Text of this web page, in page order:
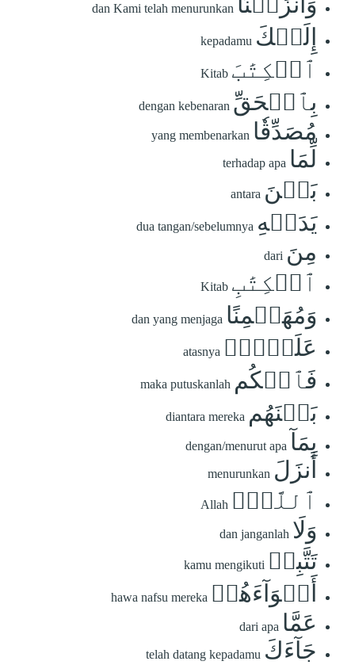
dan Kami telah menurunkan
إِلَيۡكَ kepadamu
ٱلۡكِتَٰبَ Kitab
بِٱلۡحَقِّ dengan kebenaran
مُصَدِّقٗا yang membenarkan
لِّمَا terhadap apa
بَيۡنَ antara
يَدَيۡهِ dua tangan/sebelumnya
مِنَ dari
ٱلۡكِتَٰبِ Kitab
وَمُهَيۡمِنًا dan yang menjaga
عَلَيۡهِۖ atasnya
فَٱحۡكُم maka putuskanlah
بَيۡنَهُم diantara mereka
بِمَآ dengan/menurut apa
أَنزَلَ menurunkan
ٱللَّهُۖ Allah
وَلَا dan janganlah
تَتَّبِعۡ kamu mengikuti
أَهۡوَآءَهُمۡ hawa nafsu mereka
عَمَّا dari apa
جَآءَكَ telah datang kepadamu